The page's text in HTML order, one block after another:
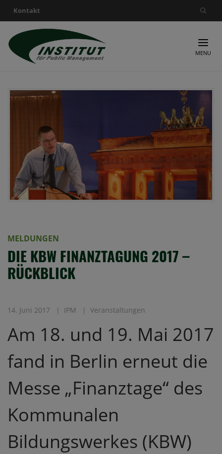
Kontakt
Suche nach:
MENU
MELDUNGEN
DIE KBW FINANZTAGUNG 2017 –
RÜCKBLICK
14. Juni 2017 IPM Veranstaltungen
Am 18. und 19. Mai 2017
fand in Berlin erneut die
Messe „Finanztage“ des
Kommunalen
Bildungswerkes (KBW)